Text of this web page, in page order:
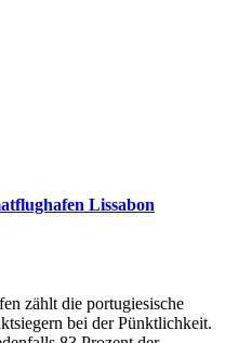
Lissabon
zählt die portugiesische
bei der Pünktlichkeit.